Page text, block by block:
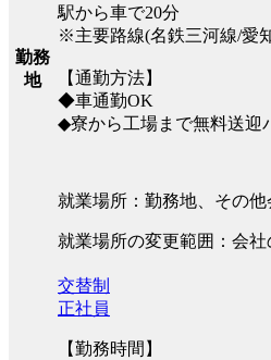
勤務
地
駅から車で20分
※主要路線(名鉄三河線/愛
【通勤方法】
◆車通勤OK
◆寮から工場まで無料送迎
就業場所：勤務地、その
就業場所の変更範囲：会
交替制
正社員
【勤務時間】